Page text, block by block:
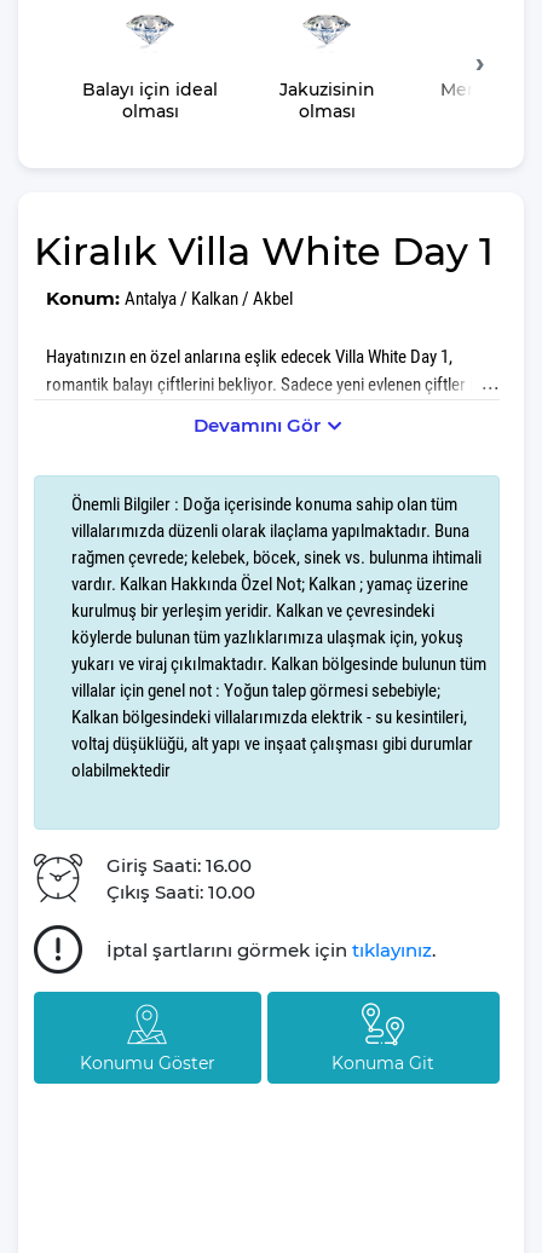
Balayı için ideal
olması
Jakuzisinin
olması
Merkeze
Kiralık Villa White Day 1
Konum: Antalya / Kalkan / Akbel
Hayatınızın en özel anlarına eşlik edecek Villa White Day 1,
romantik balayı çiftlerini bekliyor. Sadece yeni evlenen çiftler için
Villa White Day 1, yeni evlenen çiftler için ideal. Jakuzisiyle
romantik anların tadını çıkarabilir, merkezi konumu sayesinde
şehrin tadını sonuna kadar çıkarabilirsiniz.
Villa White Day 1, toplamda 4 kişiye konaklama imkanı sunan 2
yatak odası, 2 yatak ve 2 banyosuyla her detayın düşünüldüğü bir
mekân. Konforlu yataklarında huzurlu uykulara dalabilir, geniş ve
modern banyolarında güne enerjik bir başlangıç yapabilirsiniz.
Villanın merkeze yakın konumu, tatiliniz sırasında şehrin
sunduğu olanaklardan ve eğlencelerden kolayca faydalanma
kesinlikle etkilemiyor.
Villa White Day 1'in yeşil bahçesinde; salıncakla sallanabilir,
bahçede yer alan oturma alanlarında kitap okuyarak ya da
sevdiklerinizle sohbet ederek keyifli vakitler geçirebilirsiniz.
Tüm tatil severlerinin keyifli ve eğlenceli bir tatil sonrası mutlu
dönüşlerini hedefleyen Villa Gezegeni, sevdikleriniz ile beraber
yaşadığınız her hatıranın içinde olmaktan mutluluk duyar.
Devamını Gör
Önemli Bilgiler : Doğa içerisinde konuma sahip olan tüm
villalarımızda düzenli olarak ilaçlama yapılmaktadır. Buna
rağmen çevrede; kelebek, böcek, sinek vs. bulunma ihtimali
vardır. Kalkan Hakkında Özel Not; Kalkan ; yamaç üzerine
kurulmuş bir yerleşim yeridir. Kalkan ve çevresindeki
köylerde bulunan tüm yazlıklarımıza ulaşmak için, yokuş
yukarı ve viraj çıkılmaktadır. Kalkan bölgesinde bulunun tüm
villalar için genel not : Yoğun talep görmesi sebebiyle;
Kalkan bölgesindeki villalarımızda elektrik - su kesintileri,
voltaj düşüklüğü, alt yapı ve inşaat çalışması gibi durumlar
olabilmektedir
Giriş Saati: 16.00
Çıkış Saati: 10.00
İptal şartlarını görmek için tıklayınız.
Konumu Göster Konuma Git